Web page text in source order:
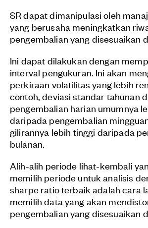
SR dapat dimanipulasi oleh
yang berusaha meningkatkan
pengembalian yang disesuaikan
Ini dapat dilakukan dengan
interval pengukuran. Ini akan
perkiraan volatilitas yang lebih
contoh, deviasi standar tahunan
pengembalian harian umumnya
daripada pengembalian
gilirannya lebih tinggi daripada
bulanan.
Alih-alih periode lihat-kembali
memilih periode untuk analisis
sharpe ratio terbaik adalah cara
memilih data yang akan
pengembalian yang disesuaikan